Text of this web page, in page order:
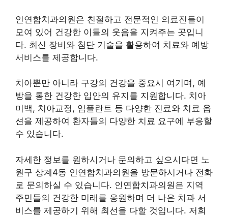
인연합치과의원은 친절하고 전문적인 의료진들이
모여 있어 건강한 이들의 웃음을 지켜주는 곳입니
다. 최신 장비와 첨단 기술을 활용하여 치료와 예방
서비스를 제공합니다.
치아뿐만 아니라 구강의 건강을 중요시 여기며, 예
방을 통한 건강한 입안의 유지를 지원합니다. 치아
미백, 치아교정, 임플란트 등 다양한 진료와 치료 옵
션을 제공하여 환자들의 다양한 치료 요구에 부응할
수 있습니다.
자세한 정보를 원하시거나 문의하고 싶으시다면 노
원구 상계4동 인연합치과의원을 방문하시거나 전화
로 문의하실 수 있습니다. 인연합치과의원은 지역
주민들의 건강한 미래를 응원하며 더 나은 치과 서
비스를 제공하기 위해 최선을 다할 것입니다. 저희